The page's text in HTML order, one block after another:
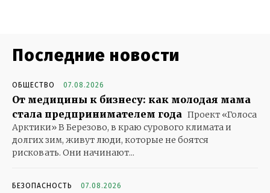
Последние новости
ОБЩЕСТВО 07.08.2026
От медицины к бизнесу: как молодая мама
стала предпринимателем года Проект «Голоса
Арктики» В Березово, в краю сурового климата и
долгих зим, живут люди, которые не боятся
рисковать. Они начинают...
БЕЗОПАСНОСТЬ 07.08.2026